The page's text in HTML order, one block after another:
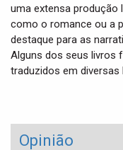
uma extensa produção
como o romance ou a
destaque para as
Alguns dos seus livros
traduzidos em diversas
Opinião